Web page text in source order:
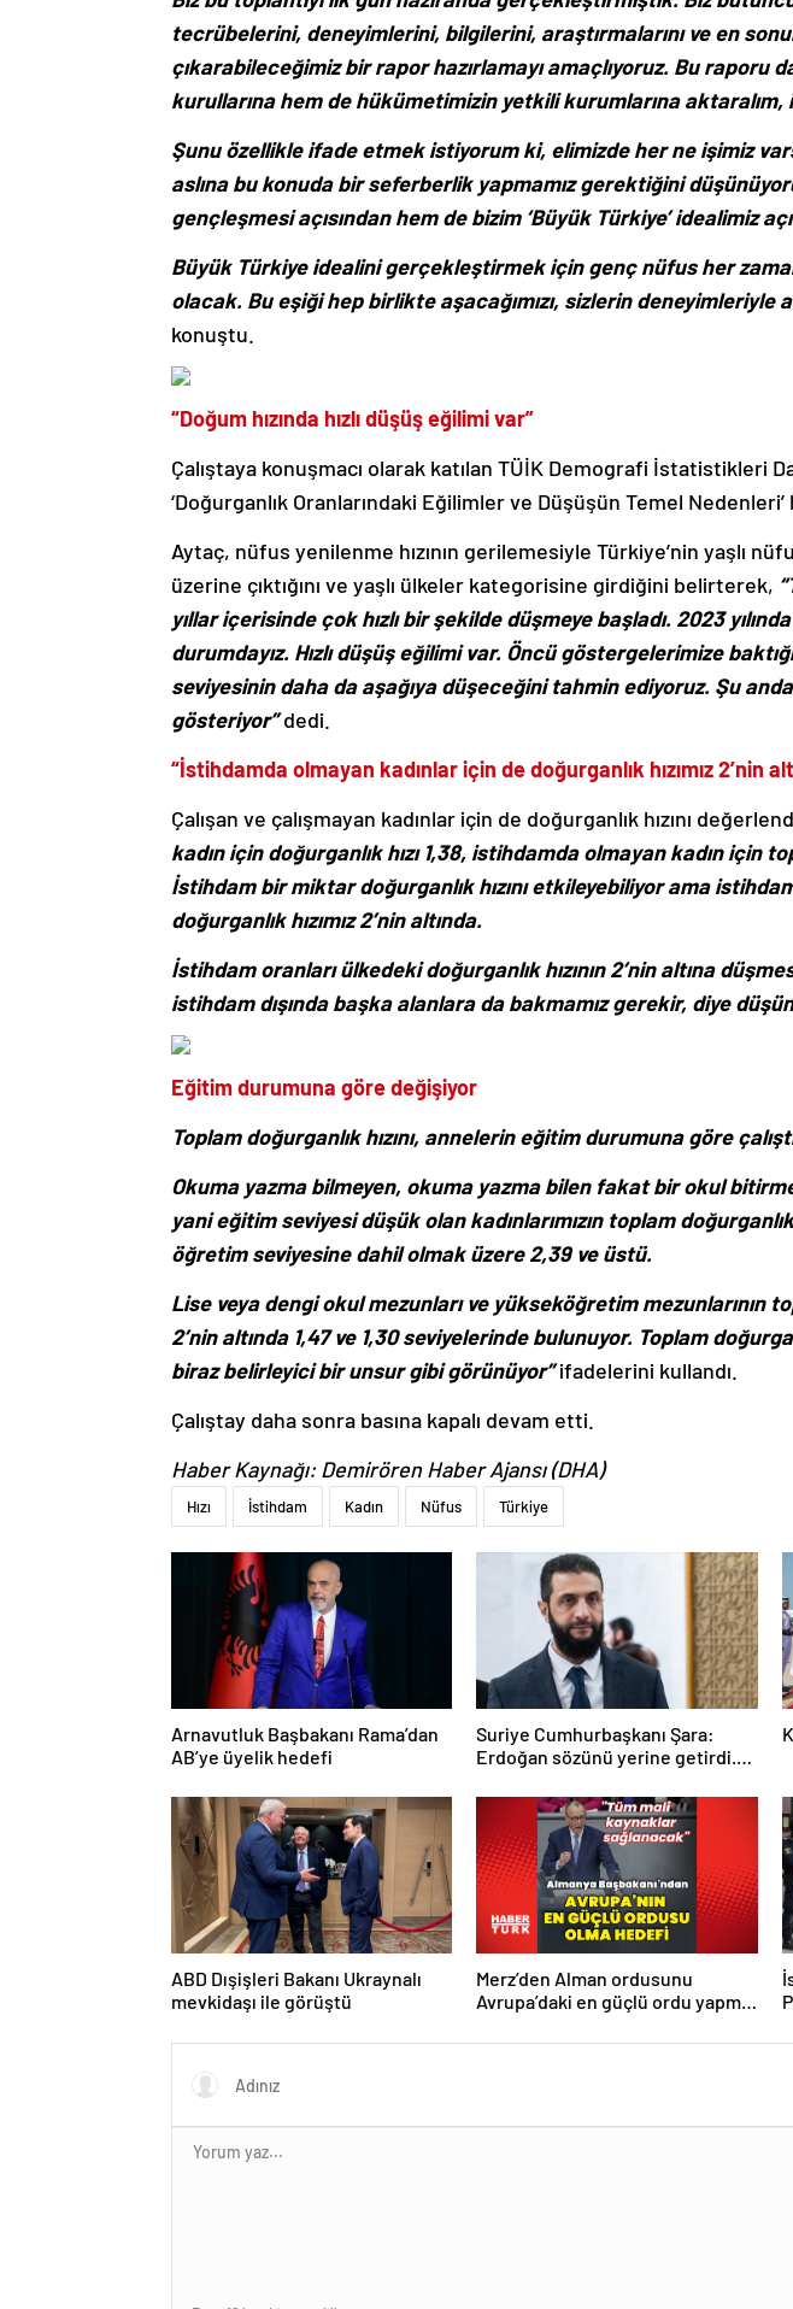
tecrübelerini, deneyimlerini, bilgilerini, araştırmalarını ve en
çıkarabileceğimiz bir rapor hazırlamayı amaçlıyoruz. Bu raporu
kurullarına hem de hükümetimizin yetkili kurumlarına aktaralım,
Şunu özellikle ifade etmek istiyorum ki, elimizde her ne işimiz
aslına bu konuda bir seferberlik yapmamız gerektiğini
gençleşmesi açısından hem de bizim ‘Büyük Türkiye’ idealimiz
Büyük Türkiye idealini gerçekleştirmek için genç nüfus her
olacak. Bu eşiği hep birlikte aşacağımızı, sizlerin deneyimleriyle
konuştu.
“Doğum hızında hızlı düşüş eğilimi var”
Çalıştaya konuşmacı olarak katılan TÜİK Demografi İstatistikleri
‘Doğurganlık Oranlarındaki Eğilimler ve Düşüşün Temel Nedenleri’
Aytaç, nüfus yenilenme hızının gerilemesiyle Türkiye’nin yaşlı
üzerine çıktığını ve yaşlı ülkeler kategorisine girdiğini belirterek,
yıllar içerisinde çok hızlı bir şekilde düşmeye başladı. 2023
durumdayız. Hızlı düşüş eğilimi var. Öncü göstergelerimize
seviyesinin daha da aşağıya düşeceğini tahmin ediyoruz. Şu
gösteriyor”dedi.
“İstihdamda olmayan kadınlar için de doğurganlık hızımız 2’nin
Çalışan ve çalışmayan kadınlar için de doğurganlık hızını
kadın için doğurganlık hızı 1,38, istihdamda olmayan kadın için
İstihdam bir miktar doğurganlık hızını etkileyebiliyor ama
doğurganlık hızımız 2’nin altında.
İstihdam oranları ülkedeki doğurganlık hızının 2’nin altına
istihdam dışında başka alanlara da bakmamız gerekir, diye
Eğitim durumuna göre değişiyor
Toplam doğurganlık hızını, annelerin eğitim durumuna göre
Okuma yazma bilmeyen, okuma yazma bilen fakat bir okul
yani eğitim seviyesi düşük olan kadınlarımızın toplam
öğretim seviyesine dahil olmak üzere 2,39 ve üstü.
Lise veya dengi okul mezunları ve yükseköğretim mezunlarının
2’nin altında 1,47 ve 1,30 seviyelerinde bulunuyor. Toplam
biraz belirleyici bir unsur gibi görünüyor”ifadelerini kullandı.
Çalıştay daha sonra basına kapalı devam etti.
Haber Kaynağı: Demirören Haber Ajansı (DHA)
Hızı İstihdam Kadın Nüfus Türkiye
Arnavutluk Başbakanı Rama’dan
AB’ye üyelik hedefi
Suriye Cumhurbaşkanı Şara:
Erdoğan sözünü yerine getirdi.
ABD Dışişleri Bakanı Ukraynalı
mevkidaşı ile görüştü
Merz’den Alman ordusunu
Avrupa’daki en güçlü ordu yapma